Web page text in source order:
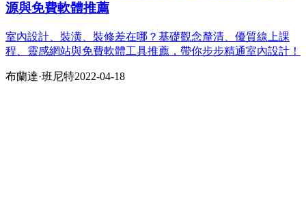
源與免費軟體推薦
室內設計、裝潢、裝修差在哪？基礎觀念釐清、優質線上課
程、靈感網站與免費軟體工具推薦，帶你步步精通室內設計！
布蘭達·班尼​​特2022-04-18